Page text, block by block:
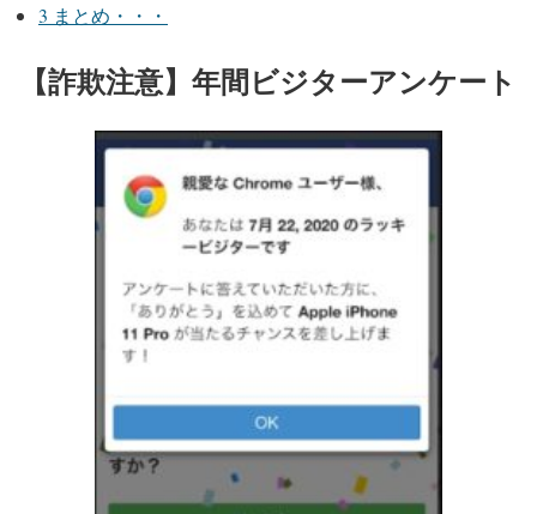
3 まとめ・・・
【詐欺注意】年間ビジターアンケート